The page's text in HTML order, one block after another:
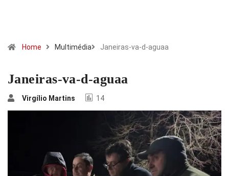
Home Multimédia Janeiras-va-d-aguaa
Janeiras-va-d-aguaa
Virgílio Martins 14